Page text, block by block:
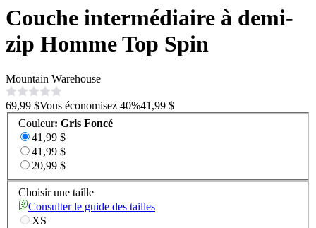
Couche intermédiaire à demi-
zip Homme Top Spin
Mountain Warehouse
69,99 $Vous économisez 40%41,99 $
Couleur: Gris Foncé
41,99 $
41,99 $
20,99 $
Choisir une taille
Consulter le guide des tailles
XS